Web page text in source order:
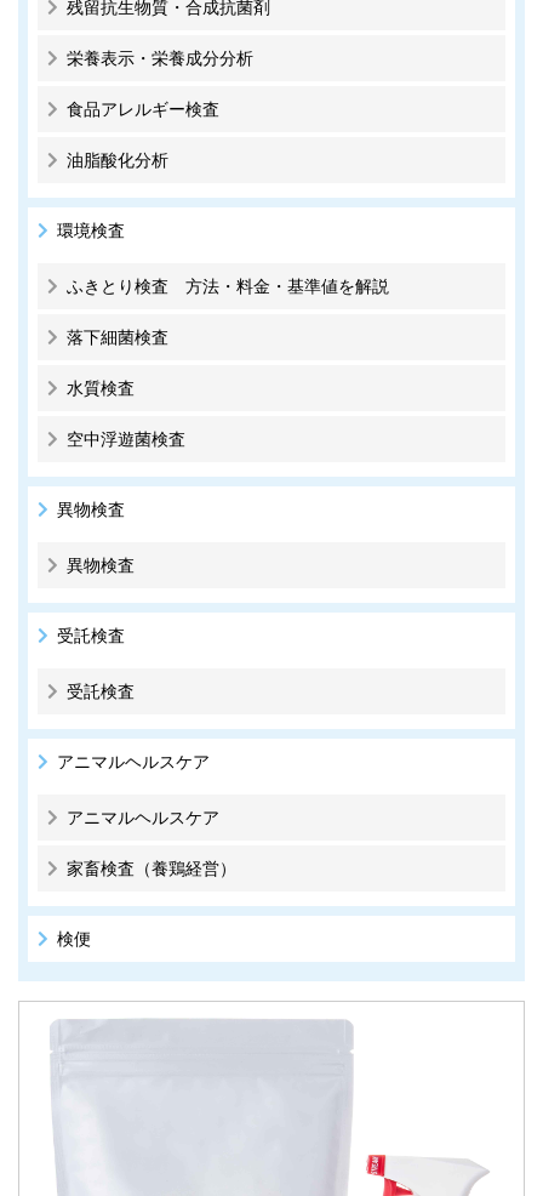
残留抗生物質・合成抗菌剤
栄養表示・栄養成分分析
食品アレルギー検査
油脂酸化分析
環境検査
ふきとり検査 方法・料金・基準値を解説
落下細菌検査
水質検査
空中浮遊菌検査
異物検査
異物検査
受託検査
受託検査
アニマルヘルスケア
アニマルヘルスケア
家畜検査（養鶏経営）
検便